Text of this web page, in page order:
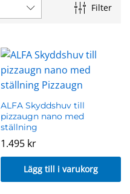
Filter
ALFA Skyddshuv till
pizzaugn nano med
ställning
1.495 kr
Lägg till i varukorg